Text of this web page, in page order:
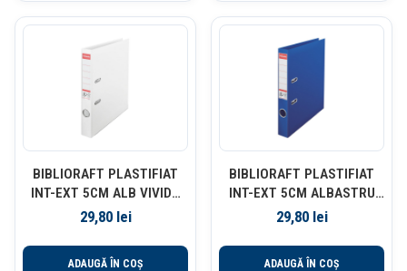
BIBLIORAFT PLASTIFIAT
INT-EXT 5CM ALB VIVIDA
NR1 POWER ESSELTE
29,80 lei
ADAUGĂ ÎN COȘ
BIBLIORAFT PLASTIFIAT
INT-EXT 5CM ALBASTRU
NR1 POWER ESSELTE
29,80 lei
ADAUGĂ ÎN COȘ